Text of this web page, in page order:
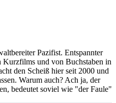
Pazifist. Entspannter
Kurzfilms und von Buchstaben in
den Scheiß hier seit 2000 und
Warum auch? Ach ja, der
bedeutet soviel wie "der Faule"